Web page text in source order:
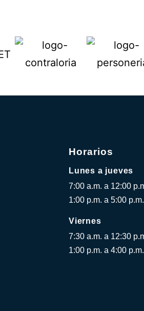
Horarios
Lunes a jueves
7:00 a.m. a 12:00
1:00 p.m. a 5:00 p.m.
Viernes
7:30 a.m. a 12:30
1:00 p.m. a 4:00 p.m.